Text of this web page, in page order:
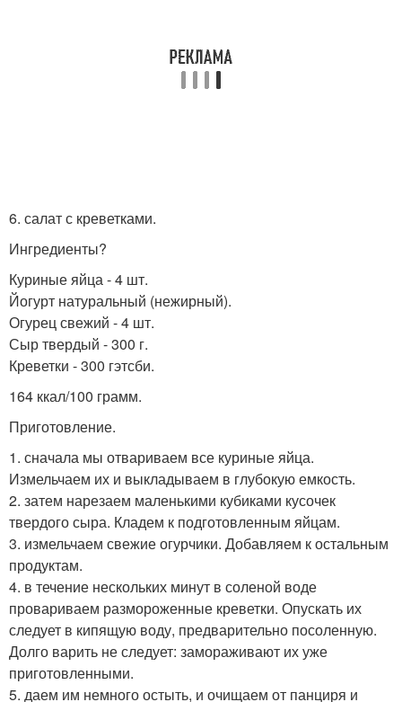
6. салат с креветками.
Ингредиенты?
Куриные яйца - 4 шт.
Йогурт натуральный (нежирный).
Огурец свежий - 4 шт.
Сыр твердый - 300 г.
Креветки - 300 гэтсби.
164 ккал/100 грамм.
Приготовление.
1. сначала мы отвариваем все куриные яйца.
Измельчаем их и выкладываем в глубокую емкость.
2. затем нарезаем маленькими кубиками кусочек
твердого сыра. Кладем к подготовленным яйцам.
3. измельчаем свежие огурчики. Добавляем к остальным
продуктам.
4. в течение нескольких минут в соленой воде
провариваем размороженные креветки. Опускать их
следует в кипящую воду, предварительно посоленную.
Долго варить не следует: замораживают их уже
приготовленными.
5. даем им немного остыть, и очищаем от панциря и